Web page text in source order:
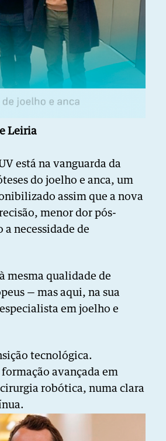
Leiria
está na vanguarda da
do joelho e anca, um
assim que a nova
menor dor pós-
necessidade de
mesma qualidade de
— mas aqui, na sua
em joelho e
tecnológica.
avançada em
robótica, numa clara